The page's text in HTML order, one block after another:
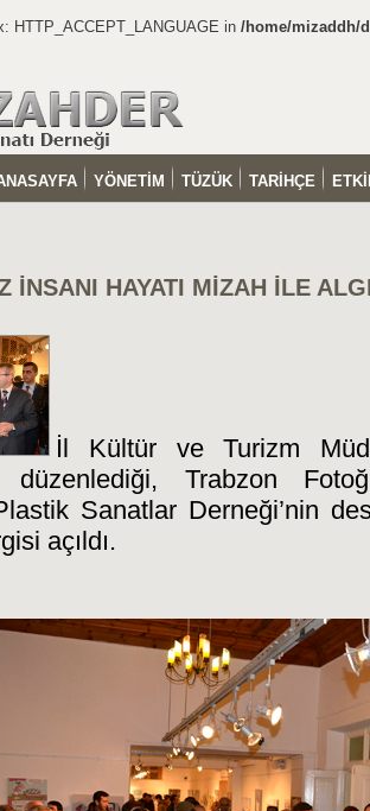
HTTP_ACCEPT_LANGUAGE in /home/mizaddh/
YÖNETİM TÜZÜK TARİHÇE
İNSANI HAYATI MİZAH İLE
İl Kültür ve Turizm
düzenlediği, Trabzon
Sanatlar Derneği’nin
açıldı.